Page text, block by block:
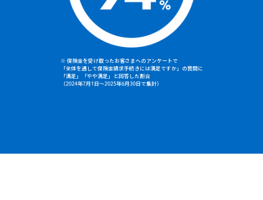
※ 保険金を受け取ったお客さまへのアンケートで
「全体を通して保険金請求手続きには満足ですか」の質問に
「満足」「やや満足」と回答した割合
（2024年7月1日～2025年6月30日で集計）